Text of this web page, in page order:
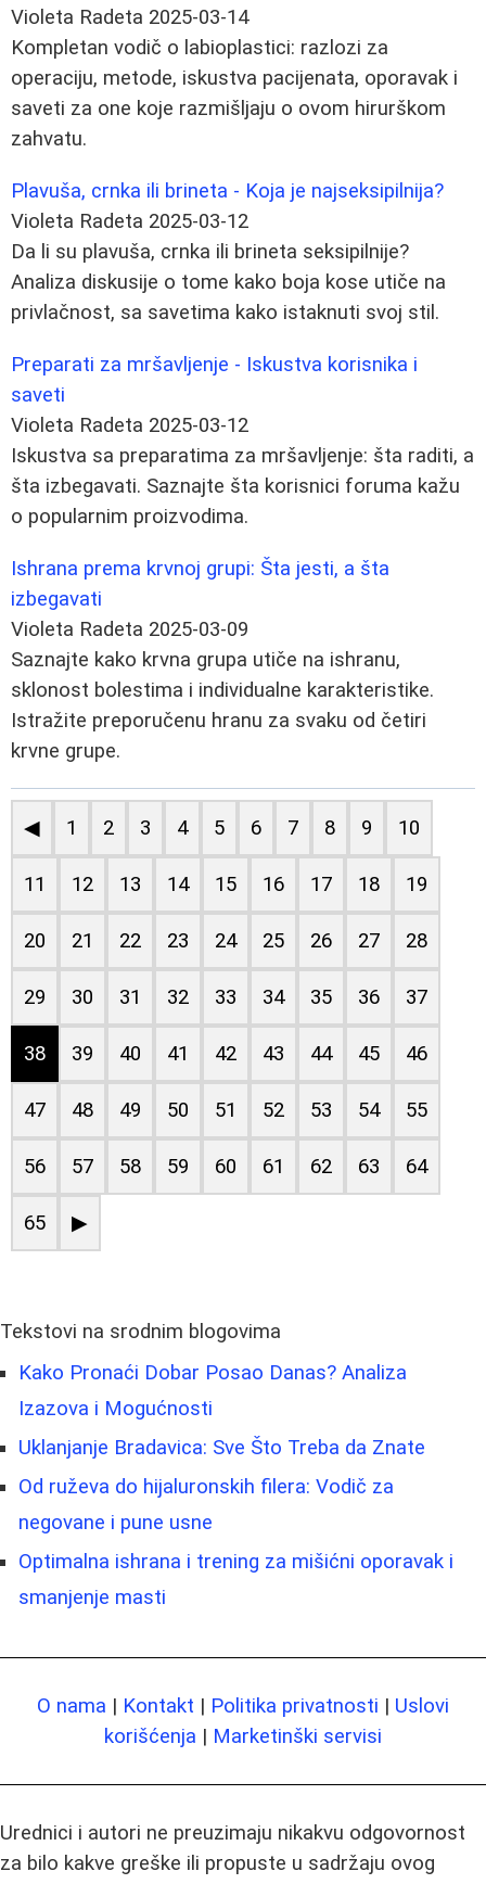
Violeta Radeta 2025-03-14
Kompletan vodič o labioplastici: razlozi za
operaciju, metode, iskustva pacijenata, oporavak i
saveti za one koje razmišljaju o ovom hirurškom
zahvatu.
Plavuša, crnka ili brineta - Koja je najseksipilnija?
Violeta Radeta 2025-03-12
Da li su plavuša, crnka ili brineta seksipilnije?
Analiza diskusije o tome kako boja kose utiče na
privlačnost, sa savetima kako istaknuti svoj stil.
Preparati za mršavljenje - Iskustva korisnika i
saveti
Violeta Radeta 2025-03-12
Iskustva sa preparatima za mršavljenje: šta raditi, a
šta izbegavati. Saznajte šta korisnici foruma kažu
o popularnim proizvodima.
Ishrana prema krvnoj grupi: Šta jesti, a šta
izbegavati
Violeta Radeta 2025-03-09
Saznajte kako krvna grupa utiče na ishranu,
sklonost bolestima i individualne karakteristike.
Istražite preporučenu hranu za svaku od četiri
krvne grupe.
◀ 1 2 3 4 5 6 7 8 9 10
11 12 13 14 15 16 17 18 19
20 21 22 23 24 25 26 27 28
29 30 31 32 33 34 35 36 37
38 39 40 41 42 43 44 45 46
47 48 49 50 51 52 53 54 55
56 57 58 59 60 61 62 63 64
65 ▶
Tekstovi na srodnim blogovima
Kako Pronaći Dobar Posao Danas? Analiza
Izazova i Mogućnosti
Uklanjanje Bradavica: Sve Što Treba da Znate
Od ruževa do hijaluronskih filera: Vodič za
negovane i pune usne
Optimalna ishrana i trening za mišićni oporavak i
smanjenje masti
O nama | Kontakt | Politika privatnosti | Uslovi
korišćenja | Marketinški servisi
Urednici i autori ne preuzimaju nikakvu odgovornost
za bilo kakve greške ili propuste u sadržaju ovog